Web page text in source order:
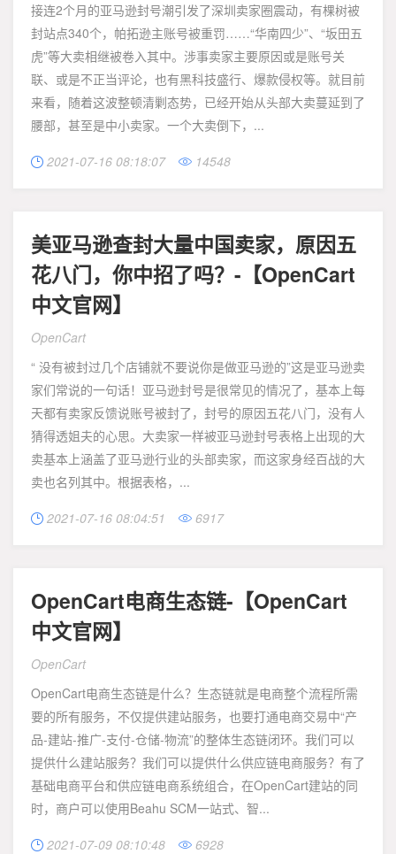
接连2个月的亚马逊封号潮引发了深圳卖家圈震动，有棵树被
封站点340个，帕拓逊主账号被重罚……“华南四少”、“坂田五
虎”等大卖相继被卷入其中。涉事卖家主要原因或是账号关
联、或是不正当评论，也有黑科技盛行、爆款侵权等。就目前
来看，随着这波整顿清剿态势，已经开始从头部大卖蔓延到了
腰部，甚至是中小卖家。一个大卖倒下，...
 2021-07-16 08:18:07  14548
美亚马逊查封大量中国卖家，原因五
花八门，你中招了吗？-【OpenCart
中文官网】
OpenCart
“ 没有被封过几个店铺就不要说你是做亚马逊的”这是亚马逊卖
家们常说的一句话！亚马逊封号是很常见的情况了，基本上每
天都有卖家反馈说账号被封了，封号的原因五花八门，没有人
猜得透姐夫的心思。大卖家一样被亚马逊封号表格上出现的大
卖基本上涵盖了亚马逊行业的头部卖家，而这家身经百战的大
卖也名列其中。根据表格，...
 2021-07-16 08:04:51  6917
OpenCart电商生态链-【OpenCart
中文官网】
OpenCart
OpenCart电商生态链是什么？生态链就是电商整个流程所需
要的所有服务，不仅提供建站服务，也要打通电商交易中“产
品-建站-推广-支付-仓储-物流”的整体生态链闭环。我们可以
提供什么建站服务？我们可以提供什么供应链电商服务？有了
基础电商平台和供应链电商系统组合，在OpenCart建站的同
时，商户可以使用Beahu SCM一站式、智...
 2021-07-09 08:10:48  6928